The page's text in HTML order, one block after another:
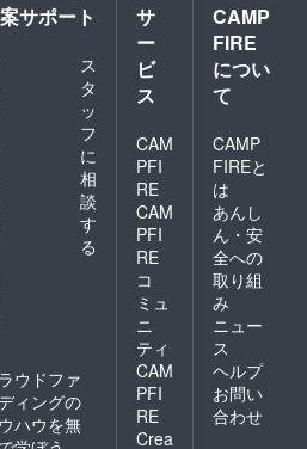
サポート
ス
タ
ッ
フ
に
相
談
す
る
ウドファ
ィングの
ハウを無
サ
ー
ビ
ス
CAM
PFI
RE
CAM
PFI
RE
コ
ミュ
ニ
ティ
CAM
PFI
RE
Crea
CAMP
FIRE
につい
て
CAMP
FIREと
は
あんし
ん・安
全への
取り組
み
ニュー
ス
ヘルプ
お問い
合わせ